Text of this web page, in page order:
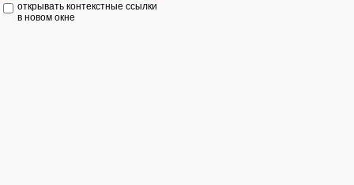
открывать контекстные ссылки
в новом окне